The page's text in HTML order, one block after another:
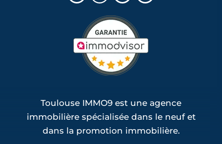
Programmes neufs Saint-Sauveur (1)
Toulouse IMMO9 est une agence
immobilière spécialisée dans le neuf et
dans la promotion immobilière.